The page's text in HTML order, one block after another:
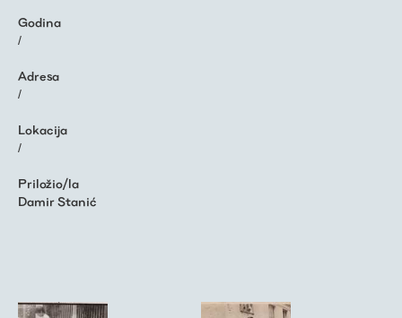
Godina
/
Adresa
/
Lokacija
/
Priložio/la
Damir Stanić